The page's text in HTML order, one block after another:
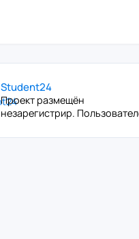
Student24
Проект размещён
незарегистрир.